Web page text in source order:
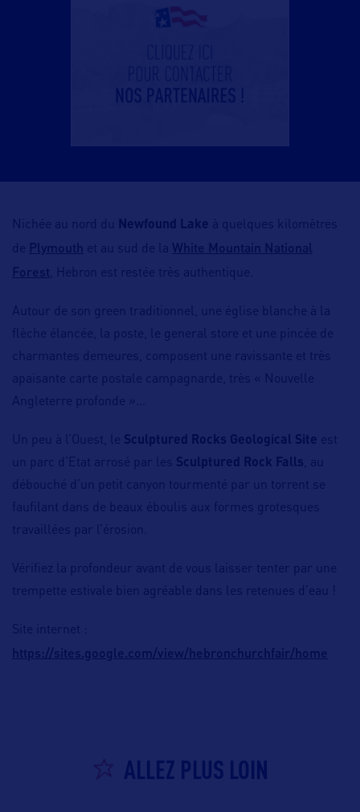
Nichée au nord du Newfound Lake à quelques kilomètres
de Plymouth et au sud de la White Mountain National
Forest , Hebron est restée très authentique.
Autour de son green traditionnel, une église blanche à la
flèche élancée, la poste, le general store et une pincée de
charmantes demeures, composent une ravissante et très
apaisante carte postale campagnarde, très « Nouvelle
Angleterre profonde »…
Un peu à l’Ouest, le Sculptured Rocks Geological Site est
un parc d’Etat arrosé par les Sculptured Rock Falls , au
débouché d’un petit canyon tourmenté par un torrent se
faufilant dans de beaux éboulis aux formes grotesques
travaillées par l’érosion.
Vérifiez la profondeur avant de vous laisser tenter par une
trempette estivale bien agréable dans les retenues d’eau !
Site internet :
https://sites.google.com/view/hebronchurchfair/home
ALLEZ PLUS LOIN